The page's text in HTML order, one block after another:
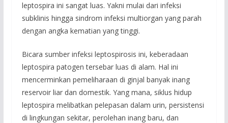
leptospira ini sangat luas. Yakni mulai dari infeksi
subklinis hingga sindrom infeksi multiorgan yang parah
dengan angka kematian yang tinggi.
Bicara sumber infeksi leptospirosis ini, keberadaan
leptospira patogen tersebar luas di alam. Hal ini
mencerminkan pemeliharaan di ginjal banyak inang
reservoir liar dan domestik. Yang mana, siklus hidup
leptospira melibatkan pelepasan dalam urin, persistensi
di lingkungan sekitar, perolehan inang baru, dan